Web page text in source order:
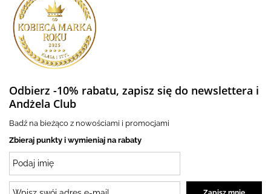
Odbierz -10% rabatu, zapisz się do newslettera i
Andżela Club
Badź na bieżąco z nowościami i promocjami
Zbieraj punkty i wymieniaj na rabaty